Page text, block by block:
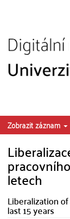
Zobrazit záznam
letech
Liberalization
last 15 years